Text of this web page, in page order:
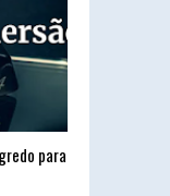
para